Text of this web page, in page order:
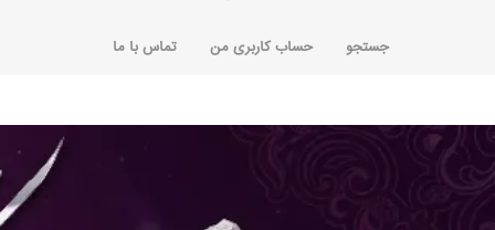
جستجو حساب کاربری من تماس با ما